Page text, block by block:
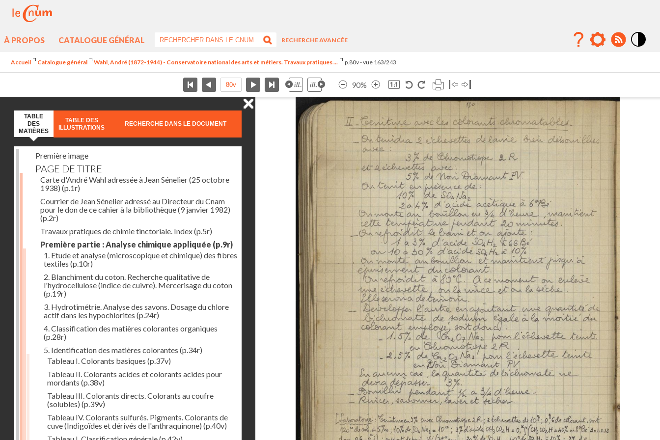
À PROPOS CATALOGUE GÉNÉRAL
RECHERCHE AVANCÉE
Accueil Catalogue général Wahl, André (1872-1944) - Conservatoire national des arts et métiers. Travaux pratiques ... p.80v - vue 163/243
90%
TABLE
DES
MATIÈRES
TABLE DES
ILLUSTRATIONS
RECHERCHE DANS LE DOCUMENT
Première image
PAGE DE TITRE
Carte d'André Wahl adressée à Jean Sénelier (25 octobre
1938) (p.1r)
Courrier de Jean Sénelier adressé au Directeur du Cnam
pour le don de ce cahier à la bibliothèque (9 janvier 1982)
(p.2r)
Travaux pratiques de chimie tinctoriale. Index(p.5r)
Première partie : Analyse chimique appliquée (p.9r)
1. Etude et analyse (microscopique et chimique) des fibres
textiles (p.10r)
2. Blanchiment du coton. Recherche qualitative de
l'hydrocellulose (indice de cuivre). Mercerisage du coton
(p.19r)
3. Hydrotimétrie. Analyse des savons. Dosage du chlore
actif dans les hypochlorites (p.24r)
4. Classification des matières colorantes organiques
(p.28r)
5. Identification des matières colorantes (p.34r)
Tableau I. Colorants basiques (p.37v)
Tableau II. Colorants acides et colorants acides pour
mordants (p.38v)
Tableau III. Colorants directs. Colorants au coufre
(solubles) (p.39v)
Tableau IV. Colorants sulfurés. Pigments. Colorants de
cuve (Indigoïdes et dérivés de l'anthraquinone) (p.40v)